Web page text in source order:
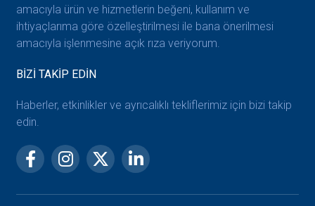
amacıyla ürün ve hizmetlerin beğeni, kullanım ve
ihtiyaçlarıma göre özelleştirilmesi ile bana önerilmesi
amacıyla işlenmesine açık rıza veriyorum.
BİZİ TAKİP EDİN
Haberler, etkinlikler ve ayrıcalıklı tekliflerimiz için bizi takip
edin.